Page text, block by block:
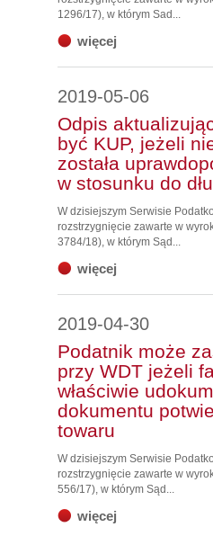
1296/17), w którym Sad...
więcej
2019-05-06
Odpis
być KUP, jeżeli
została
w stosunku do
W dzisiejszym Serwisie
rozstrzygnięcie zawarte w
3784/18), w którym Sąd...
więcej
2019-04-30
Podatnik może
przy WDT jeżeli
właściwie
dokumentu
towaru
W dzisiejszym Serwisie
rozstrzygnięcie zawarte w
556/17), w którym Sąd...
więcej